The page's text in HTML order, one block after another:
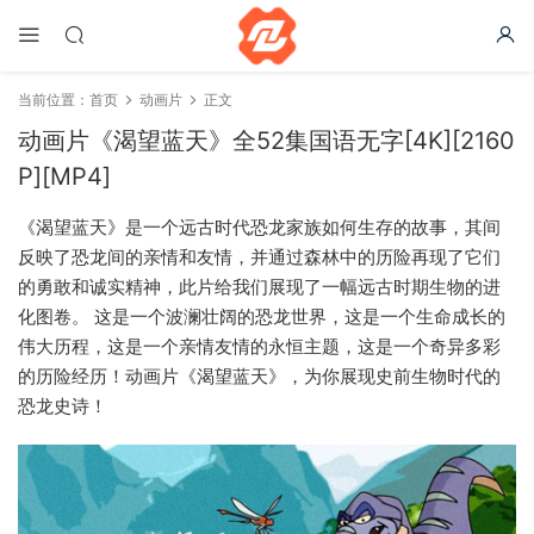
当前位置： 首页 动画片 正文
动画片《渴望蓝天》全52集国语无字[4K][2160
P][MP4]
《渴望蓝天》是一个远古时代恐龙家族如何生存的故事，其间
反映了恐龙间的亲情和友情，并通过森林中的历险再现了它们
的勇敢和诚实精神，此片给我们展现了一幅远古时期生物的进
化图卷。 这是一个波澜壮阔的恐龙世界，这是一个生命成长的
伟大历程，这是一个亲情友情的永恒主题，这是一个奇异多彩
的历险经历！动画片《渴望蓝天》，为你展现史前生物时代的
恐龙史诗！